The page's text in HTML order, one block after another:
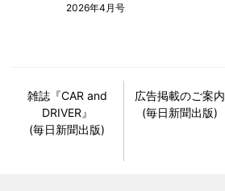
2026年4月号
雑誌『CAR and
DRIVER』
(毎日新聞出版)
広告掲載のご案内
(毎日新聞出版)